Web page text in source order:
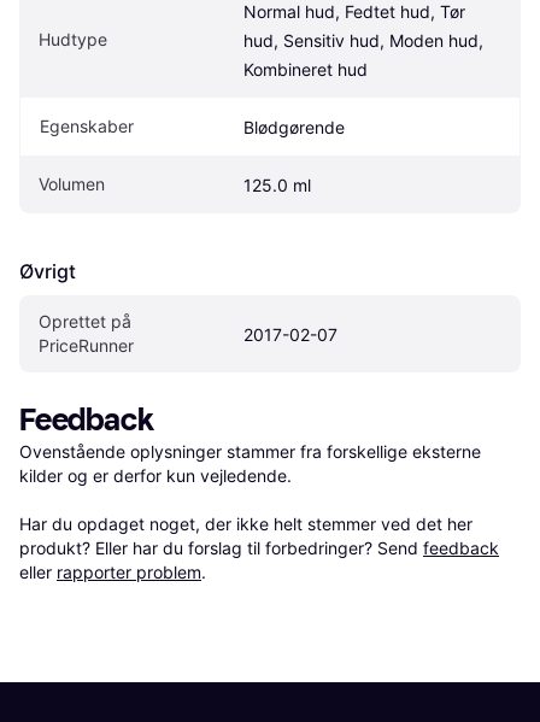
Hudtype
Normal hud, Fedtet hud, Tør
hud, Sensitiv hud, Moden hud,
Kombineret hud
Egenskaber Blødgørende
Volumen 125.0 ml
Øvrigt
Oprettet på
PriceRunner
2017-02-07
Feedback
Ovenstående oplysninger stammer fra forskellige eksterne
kilder og er derfor kun vejledende.
Har du opdaget noget, der ikke helt stemmer ved det her
produkt? Eller har du forslag til forbedringer? Send feedback
eller rapporter problem.